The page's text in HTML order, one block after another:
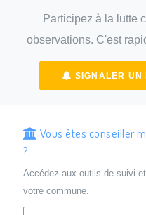
Participez à la lutte
observations. C'est
SIGNALER UN
Vous êtes conseiller
?
Accédez aux outils de suivi
votre commune.